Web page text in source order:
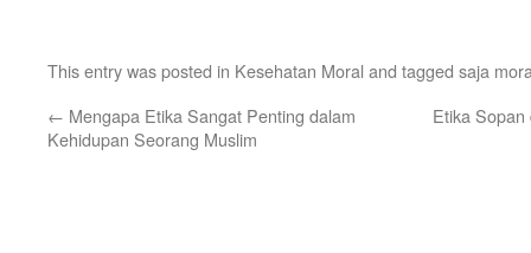
This entry was posted in Kesehatan Moral and tagged saja
← Mengapa Etika Sangat Penting dalam
Kehidupan Seorang Muslim
Etika